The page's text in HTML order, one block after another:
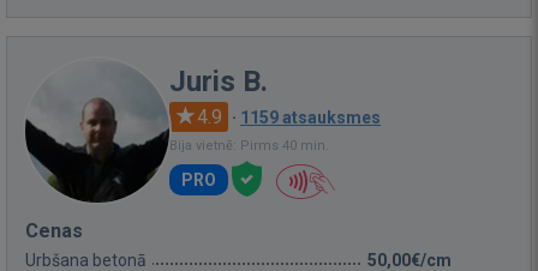
Juris B.
4.9 · 1159 atsauksmes
Bija vietnē: Pirms 40 min.
PRO
Cenas
Urbšana betonā
50,00€/cm